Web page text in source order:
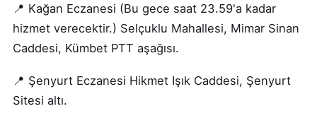
📍 Kağan Eczanesi (Bu gece saat 23.59'a kadar
hizmet verecektir.) Selçuklu Mahallesi, Mimar Sinan
Caddesi, Kümbet PTT aşağısı.
📍 Şenyurt Eczanesi Hikmet Işık Caddesi, Şenyurt
Sitesi altı.